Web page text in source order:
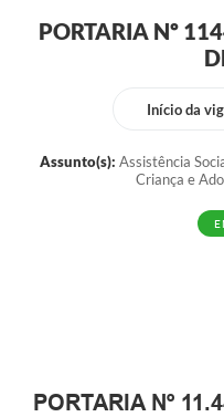
PORTARIA Nº
Início da
Assunto(s): Assistência
Criança e
PORTARIA Nº